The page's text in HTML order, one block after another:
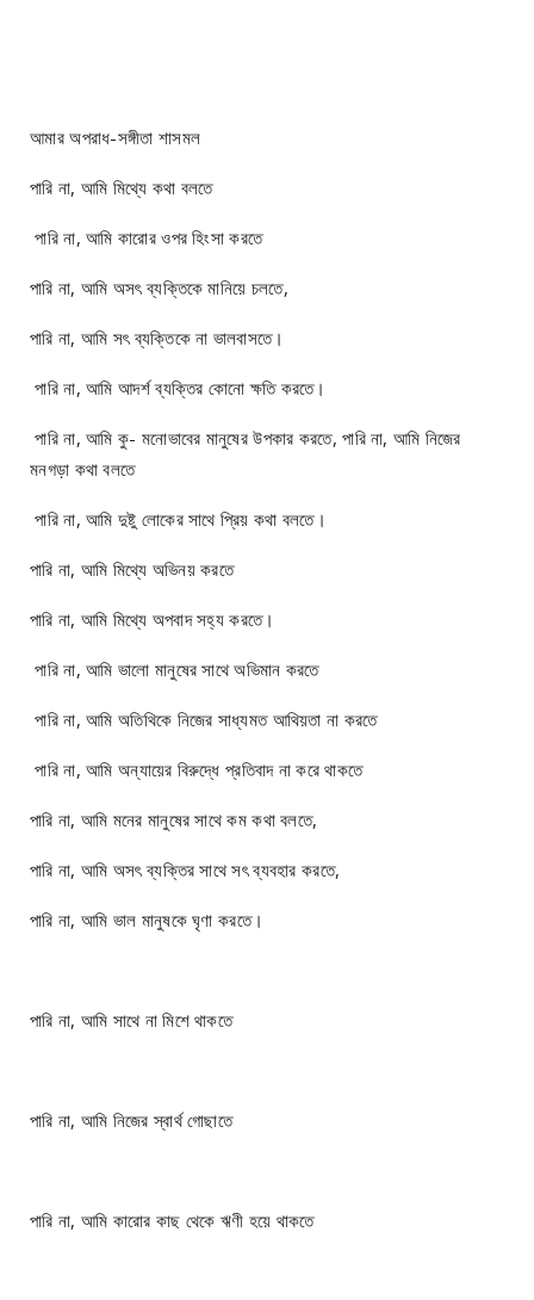
আমার অপরাধ-সঙ্গীতা শাসমল
পারি না, আমি মিথ্যে কথা বলতে
পারি না, আমি কারোর ওপর হিংসা করতে
পারি না, আমি অসৎ ব্যক্তিকে মানিয়ে চলতে,
পারি না, আমি সৎ ব্যক্তিকে না ভালবাসতে।
পারি না, আমি আদর্শ ব্যক্তির কোনো ক্ষতি করতে।
পারি না, আমি কু- মনোভাবের মানুষের উপকার করতে, পারি না, আমি নিজের
মনগড়া কথা বলতে
পারি না, আমি দুষ্টু লোকের সাথে প্রিয় কথা বলতে।
পারি না, আমি মিথ্যে অভিনয় করতে
পারি না, আমি মিথ্যে অপবাদ সহ্য করতে।
পারি না, আমি ভালো মানুষের সাথে অভিমান করতে
পারি না, আমি অতিথিকে নিজের সাধ্যমত আথিয়তা না করতে
পারি না, আমি অন্যায়ের বিরুদ্ধে প্রতিবাদ না করে থাকতে
পারি না, আমি মনের মানুষের সাথে কম কথা বলতে,
পারি না, আমি অসৎ ব্যক্তির সাথে সৎ ব্যবহার করতে,
পারি না, আমি ভাল মানুষকে ঘৃণা করতে।
পারি না, আমি সাথে না মিশে থাকতে
পারি না, আমি নিজের স্বার্থ গোছাতে
পারি না, আমি কারোর কাছ থেকে ঋণী হয়ে থাকতে